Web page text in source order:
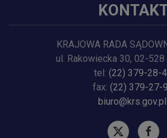
KRAJOWA RADA
ul. Rakowiecka 30, 02-
tel: (22) 379-28-
fax: (22) 379-27-
biuro@krs.gov.pl